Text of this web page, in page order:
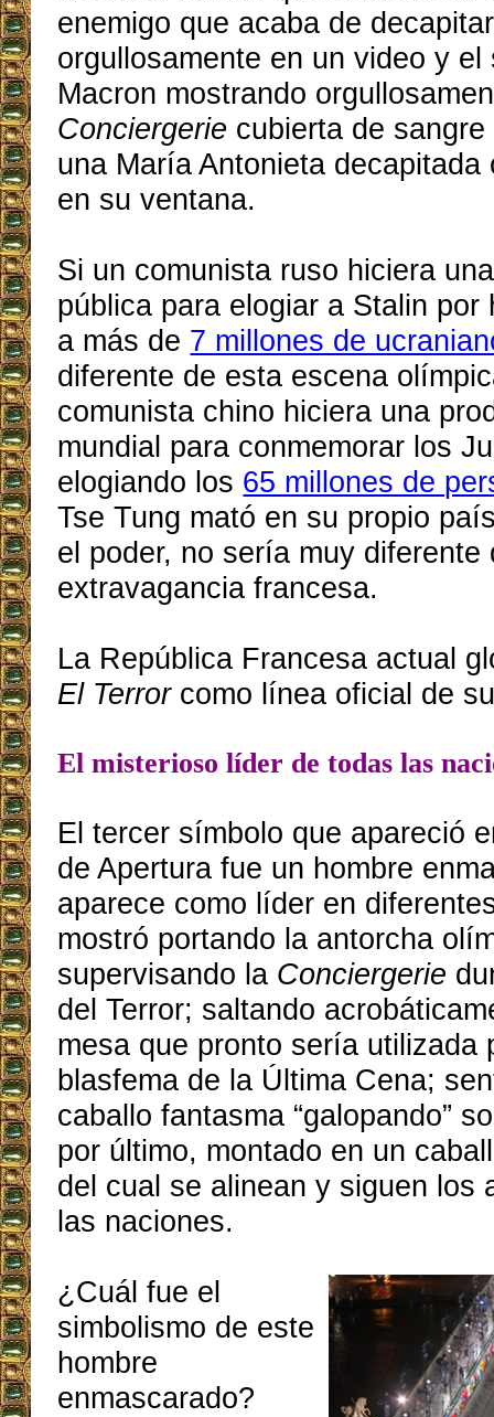
enemigo que acaba de
orgullosamente en un video y el
Macron mostrando
Conciergerie cubierta de
una María Antonieta
en su ventana.
Si un comunista ruso hiciera
pública para elogiar a Stalin por
a más de 7 millones de
diferente de esta escena
comunista chino hiciera una
mundial para conmemorar los
elogiando los 65 millones de
Tse Tung mató en su propio
el poder, no sería muy diferente
extravagancia francesa.
La República Francesa actual
El Terrorcomo línea oficial de
El misterioso líder de todas las
El tercer símbolo que apareció
de Apertura fue un hombre
aparece como líder en
mostró portando la antorcha
supervisando la Conciergerie
del Terror; saltando
mesa que pronto sería utilizada
blasfema de la Última Cena;
caballo fantasma “galopando”
por último, montado en un
del cual se alinean y siguen los
las naciones.
¿Cuál fue el
simbolismo de este
hombre
enmascarado?